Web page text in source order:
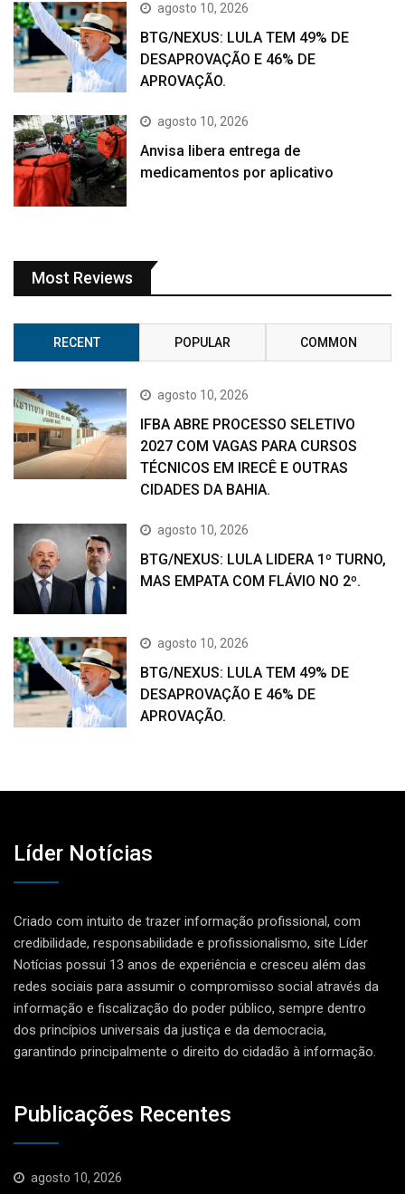
agosto 10, 2026
BTG/NEXUS: LULA TEM 49% DE
DESAPROVAÇÃO E 46% DE
APROVAÇÃO.
agosto 10, 2026
Anvisa libera entrega de
medicamentos por aplicativo
Most Reviews
RECENT POPULAR COMMON
agosto 10, 2026
IFBA ABRE PROCESSO SELETIVO
2027 COM VAGAS PARA CURSOS
TÉCNICOS EM IRECÊ E OUTRAS
CIDADES DA BAHIA.
agosto 10, 2026
BTG/NEXUS: LULA LIDERA 1º TURNO,
MAS EMPATA COM FLÁVIO NO 2º.
agosto 10, 2026
BTG/NEXUS: LULA TEM 49% DE
DESAPROVAÇÃO E 46% DE
APROVAÇÃO.
Líder Notícias
Criado com intuito de trazer informação profissional, com
credibilidade, responsabilidade e profissionalismo, site Líder
Notícias possui 13 anos de experiência e cresceu além das
redes sociais para assumir o compromisso social através da
informação e fiscalização do poder público, sempre dentro
dos princípios universais da justiça e da democracia,
garantindo principalmente o direito do cidadão à informação.
Publicações Recentes
agosto 10, 2026